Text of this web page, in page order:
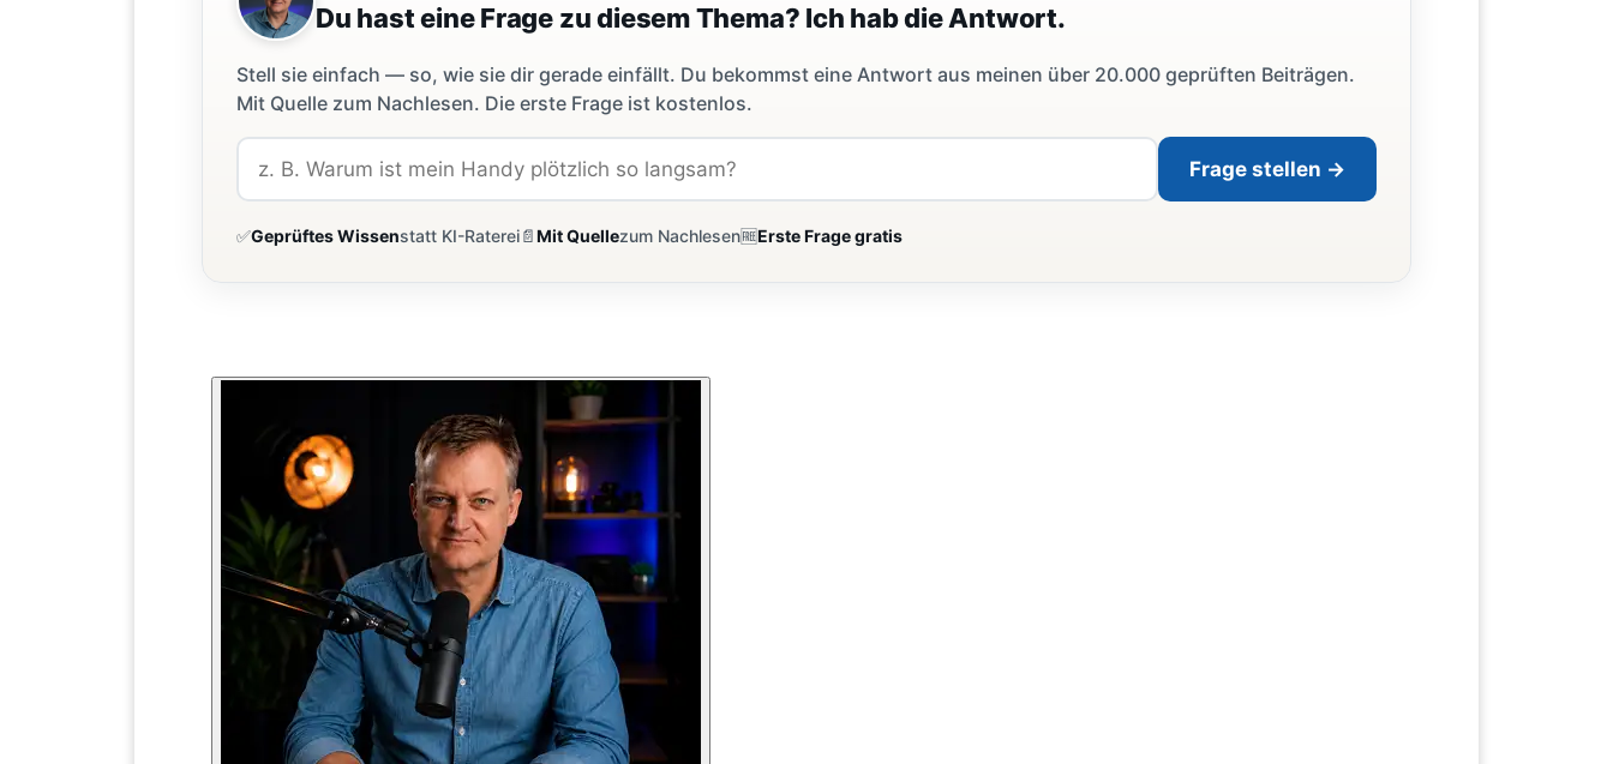
Du hast eine Frage zu diesem Thema? Ich hab die Antwort.
Stell sie einfach — so, wie sie dir gerade einfällt. Du bekommst eine Antwort aus meinen über 20.000 geprüften Beiträgen.
Mit Quelle zum Nachlesen. Die erste Frage ist kostenlos.
Frage stellen →
✅Geprüftes Wissenstatt KI-Raterei📄Mit Quellezum Nachlesen🆓Erste Frage gratis